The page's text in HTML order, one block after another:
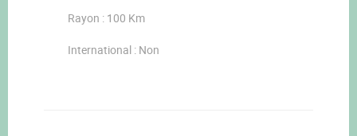
Rayon : 100 Km
International : Non